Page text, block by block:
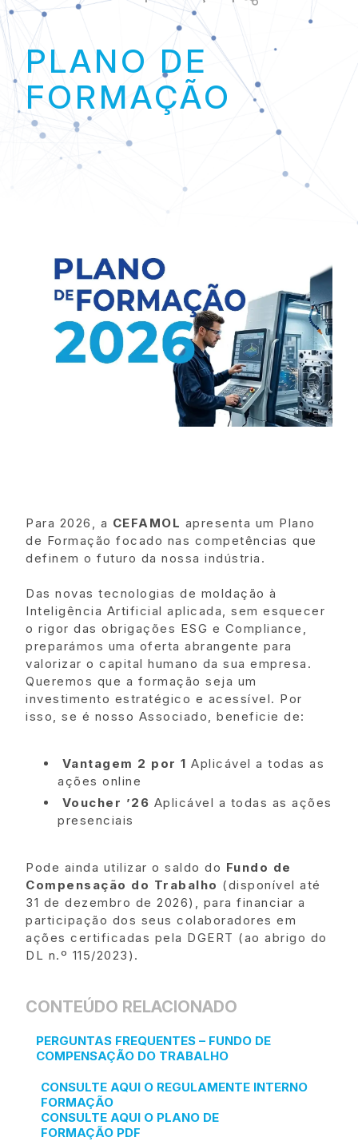
PLANO DE
FORMAÇÃO
Para 2026, a CEFAMOL apresenta um Plano
de Formação focado nas competências que
definem o futuro da nossa indústria.
Das novas tecnologias de moldação à
Inteligência Artificial aplicada, sem esquecer
o rigor das obrigações ESG e Compliance,
preparámos uma oferta abrangente para
valorizar o capital humano da sua empresa.
Queremos que a formação seja um
investimento estratégico e acessível. Por
isso, se é nosso Associado, beneficie de:
Vantagem 2 por 1 Aplicável a todas as
ações online
Voucher ’26 Aplicável a todas as ações
presenciais
Pode ainda utilizar o saldo do Fundo de
Compensação do Trabalho (disponível até
31 de dezembro de 2026), para financiar a
participação dos seus colaboradores em
ações certificadas pela DGERT (ao abrigo do
DL n.º 115/2023).
CONTEÚDO RELACIONADO
PERGUNTAS FREQUENTES – FUNDO DE
COMPENSAÇÃO DO TRABALHO
CONSULTE AQUI O REGULAMENTE INTERNO
FORMAÇÃO
CONSULTE AQUI O PLANO DE
FORMAÇÃO PDF